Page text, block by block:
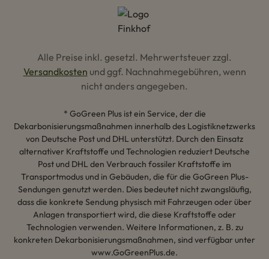
Alle Preise inkl. gesetzl. Mehrwertsteuer zzgl.
Versandkosten und ggf. Nachnahmegebühren, wenn
nicht anders angegeben.
* GoGreen Plus ist ein Service, der die
Dekarbonisierungsmaßnahmen innerhalb des Logistiknetzwerks
von Deutsche Post und DHL unterstützt. Durch den Einsatz
alternativer Kraftstoffe und Technologien reduziert Deutsche
Post und DHL den Verbrauch fossiler Kraftstoffe im
Transportmodus und in Gebäuden, die für die GoGreen Plus-
Sendungen genutzt werden. Dies bedeutet nicht zwangsläufig,
dass die konkrete Sendung physisch mit Fahrzeugen oder über
Anlagen transportiert wird, die diese Kraftstoffe oder
Technologien verwenden. Weitere Informationen, z. B. zu
konkreten Dekarbonisierungsmaßnahmen, sind verfügbar unter
www.GoGreenPlus.de.